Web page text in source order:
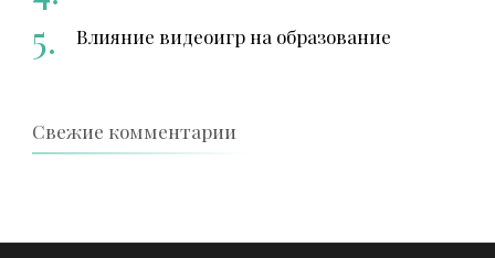
Влияние видеоигр на образование
Свежие комментарии